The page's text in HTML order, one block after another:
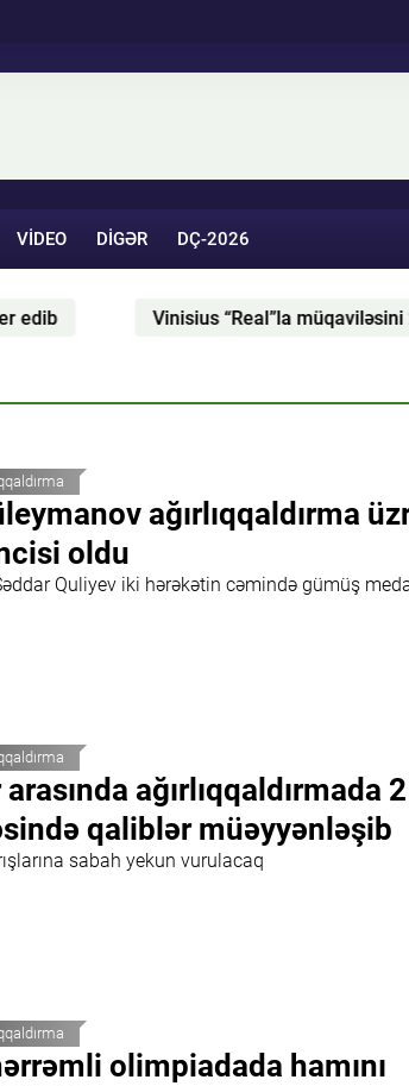
VIDEO DIGƏR DÇ-2026
müqaviləsini 2032-ci ilə qədər uzadıb
ağırlıqqaldırma
oldu
Quliyev iki hərəkətin cəmində gümüş
ağırlıqqaldırmada 2
qaliblər müəyyənləşib
sabah yekun vurulacaq
olimpiadada hamını